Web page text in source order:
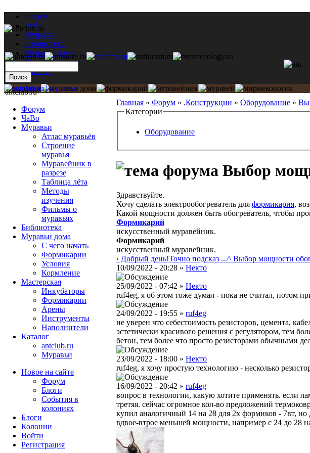
Форум
ЧаВо
Муравьи
Библиотека
Муравьи дома
Мастерская
Каталог
Главная » Форум » .Конструкции » Оборудование »
Категории
Оборудование
Выбор
Здравствуйте.
Хочу сделать электрообогреватель для формикария,
Какой мощности должен быть обогреватель, чтобы
Формикарий
искусственный муравейник.
Формикарий
искусственный муравейник.
‹ Добрый день!Точно подсказ ...^ Выбор мощности
10/09/2022 - 20:28 » Некто
25/09/2022 - 07:42 » Некто
ruf4eg, я об этом тоже думал - пока не считал, потом
24/09/2022 - 19:55 » ruf4eg
не уверен что себестоимость резисторов, цемента,
эстетически красивого решения с регулятором, тем
бетон, тем более что просто резисторами обычными
23/09/2022 - 18:00 » Некто
ruf4eg, я хочу простую технологию - несколько
16/09/2022 - 20:42 » ruf4eg
вопрос в технологии, какую хотите применять. если
третяя. сейчас огромное кол-во предложений
купил аналогичный 14 на 28 для 2х формиков - 7вт, но
вдвое-втрое меньшей мощности, например с 24 до 28
antclub.ru
Форум
ЧаВо
Муравьи
Атлас муравьёв
Строение
муравья
Муравейник в
разрезе
Таблица лёта
Методы
изучения
Фильмы о
муравьях
Библиотека
Муравьи дома
С чего начать
Формикарии
Условия
Кормление
Мастерская
Инкубаторы
Формикарии
Арены
Инструменты
Наполнители
Каталог
antclub.ru
Муравьи
Новое на сайте
Форум
Блоги
События в
колониях
Блоги
Колонии
Войти
Peгиcтpaция